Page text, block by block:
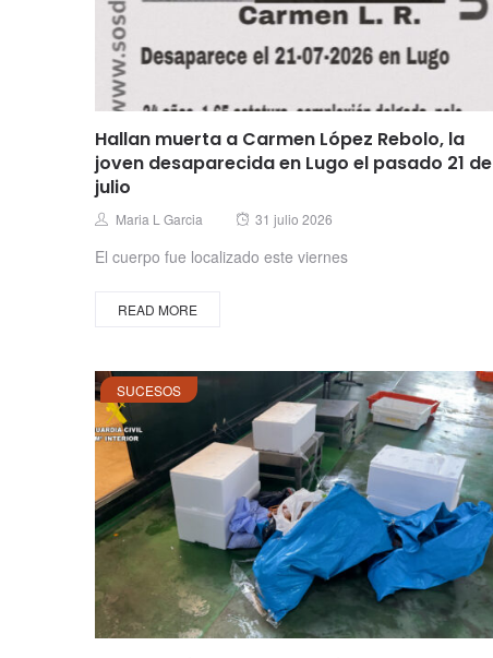
Hallan muerta a Carmen López Rebolo, la
joven desaparecida en Lugo el pasado 21 de
julio
Author
Maria L Garcia
Posted
31 julio 2026
El cuerpo fue localizado este viernes
READ MORE
SUCESOS